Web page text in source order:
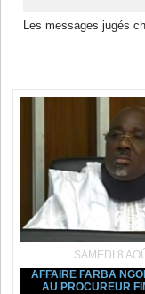
Les messages jugés
SAMEDI 8
AFFAIRE FARBA
AU PROCUREUR